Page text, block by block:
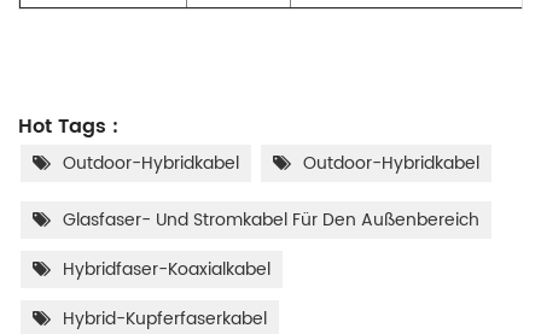
Hot Tags :
Outdoor-Hybridkabel Outdoor-Hybridkabel
Glasfaser- Und Stromkabel Für Den Außenbereich
Hybridfaser-Koaxialkabel
Hybrid-Kupferfaserkabel